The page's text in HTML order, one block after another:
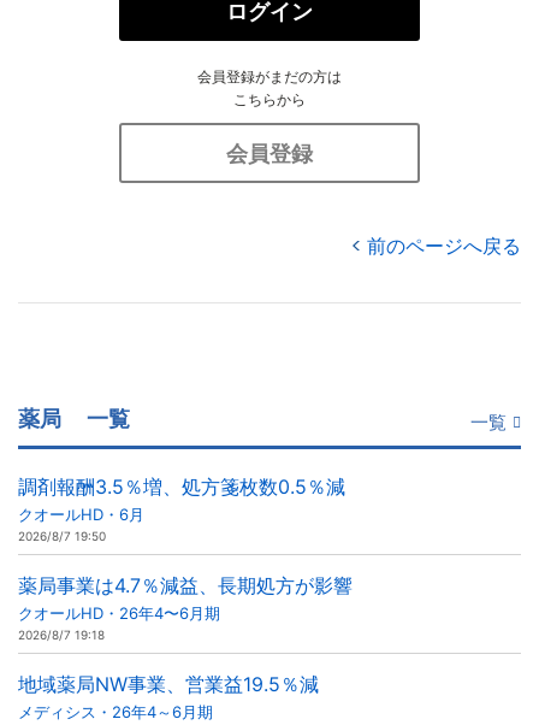
ログイン
会員登録がまだの方は
こちらから
会員登録
前のページへ戻る
薬局 一覧 一覧
調剤報酬3.5％増、処方箋枚数0.5％減
クオールHD・6月
2026/8/7 19:50
薬局事業は4.7％減益、長期処方が影響
クオールHD・26年4〜6月期
2026/8/7 19:18
地域薬局NW事業、営業益19.5％減
メディシス・26年4～6月期